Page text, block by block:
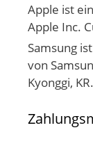
Apple ist
Apple Inc.
Samsung
von
Kyonggi, KR.